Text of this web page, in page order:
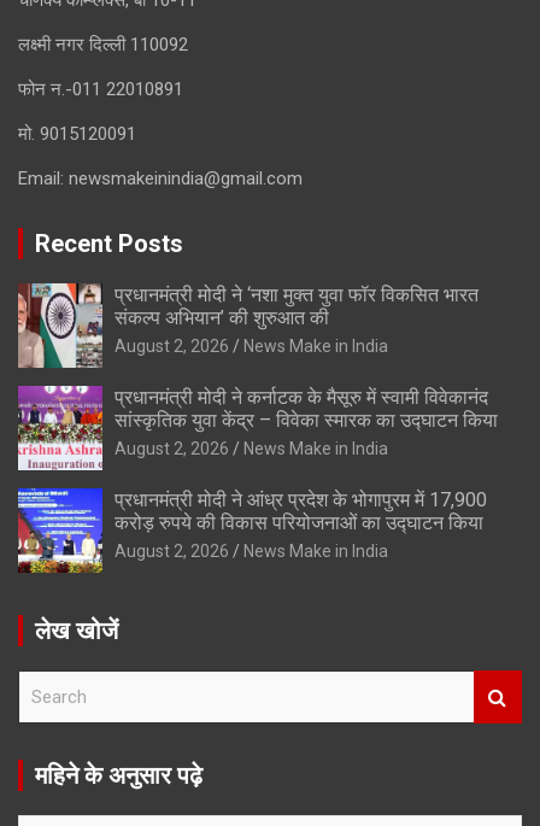
लक्ष्मी नगर दिल्ली 110092
फोन न.-011 22010891
मो. 9015120091
Email: newsmakeinindia@gmail.com
Recent Posts
प्रधानमंत्री मोदी ने ‘नशा मुक्त युवा फॉर विकसित भारत
संकल्प अभियान’ की शुरुआत की
August 2, 2026 News Make in India
प्रधानमंत्री मोदी ने कर्नाटक के मैसूरु में स्वामी विवेकानंद
सांस्कृतिक युवा केंद्र – विवेका स्मारक का उद्घाटन किया
August 2, 2026 News Make in India
प्रधानमंत्री मोदी ने आंध्र प्रदेश के भोगापुरम में 17,900
करोड़ रुपये की विकास परियोजनाओं का उद्घाटन किया
August 2, 2026 News Make in India
लेख खोजें
r
महिने के अनुसार पढ़े